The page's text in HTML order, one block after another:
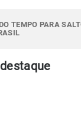
TEMPO PARA